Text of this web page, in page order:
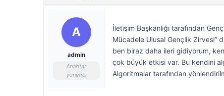
A
admin
Anahtar
yönetici
İletişim Başkanlığı tarafından
Mücadele Ulusal Gençlik Zirvesi”
ben biraz daha ileri gidiyorum,
çok büyük etkisi var. Bu kendini
Algoritmalar tarafından